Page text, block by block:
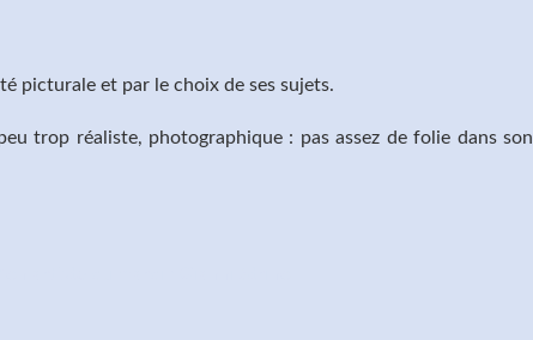
picturale et par le choix de ses sujets.
trop réaliste, photographique : pas assez de folie dans son